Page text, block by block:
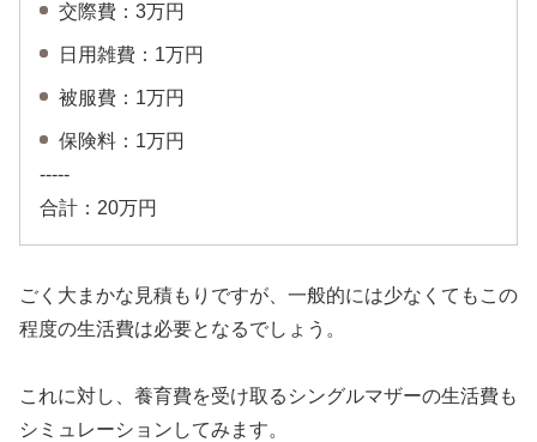
交際費：3万円
日用雑費：1万円
被服費：1万円
保険料：1万円
-----
合計：20万円
ごく大まかな見積もりですが、一般的には少なくてもこの
程度の生活費は必要となるでしょう。
これに対し、養育費を受け取るシングルマザーの生活費も
シミュレーションしてみます。